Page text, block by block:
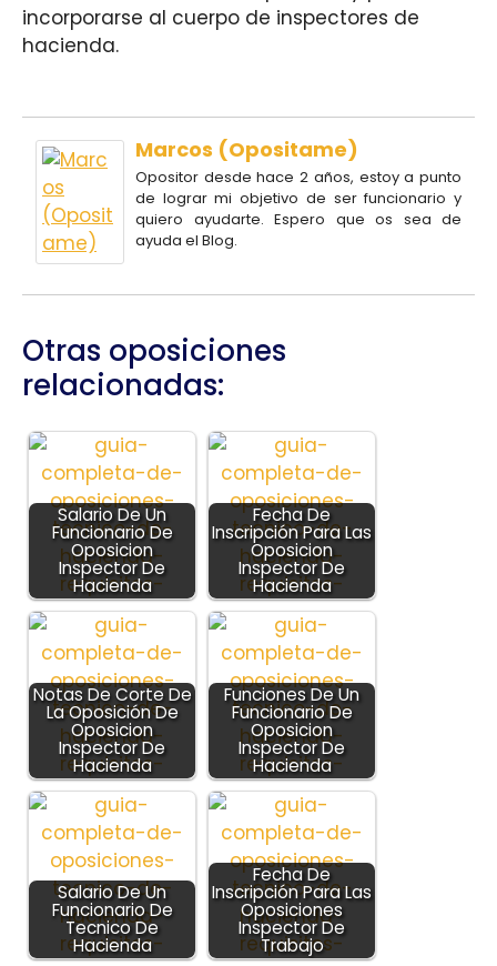
incorporarse al cuerpo de inspectores de
hacienda.
Marcos (Opositame)
Opositor desde hace 2 años, estoy a punto
de lograr mi objetivo de ser funcionario y
quiero ayudarte. Espero que os sea de
ayuda el Blog.
Otras oposiciones
relacionadas:
Salario De Un
Funcionario De
Oposicion
Inspector De
Hacienda
Fecha De
Inscripción Para Las
Oposicion
Inspector De
Hacienda
Notas De Corte De
La Oposición De
Oposicion
Inspector De
Hacienda
Funciones De Un
Funcionario De
Oposicion
Inspector De
Hacienda
Salario De Un
Funcionario De
Tecnico De
Hacienda
Fecha De
Inscripción Para Las
Oposiciones
Inspector De
Trabajo